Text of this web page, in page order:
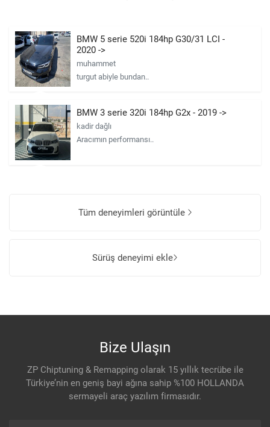
BMW 5 serie 520i 184hp G30/31 LCI -
2020 ->
muhammet
turgut abiyle bundan..
BMW 3 serie 320i 184hp G2x - 2019 ->
kadir dağlı
Aracımın performansı..
Tüm deneyimleri görüntüle
Sürüş deneyimi ekle
Bize Ulaşın
ZP Chiptuning & Remapping olarak 15 yıllık tecrübe ile
Türkiye’nin en geniş bayi ağına sahip %100 HOLLANDA
sermayeli araç yazılım firmasıdır.